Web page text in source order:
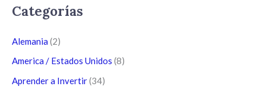
Categorías
Alemania (2)
America / Estados Unidos (8)
Aprender a Invertir(34)